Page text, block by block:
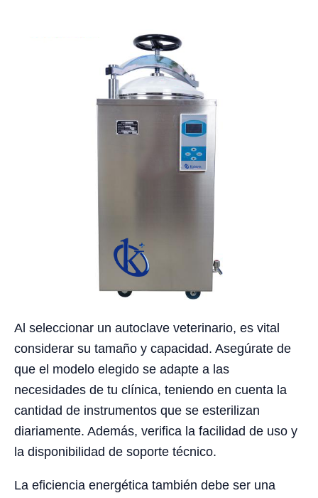
Al seleccionar un autoclave veterinario, es vital
considerar su tamaño y capacidad. Asegúrate de
que el modelo elegido se adapte a las
necesidades de tu clínica, teniendo en cuenta la
cantidad de instrumentos que se esterilizan
diariamente. Además, verifica la facilidad de uso y
la disponibilidad de soporte técnico.
La eficiencia energética también debe ser una